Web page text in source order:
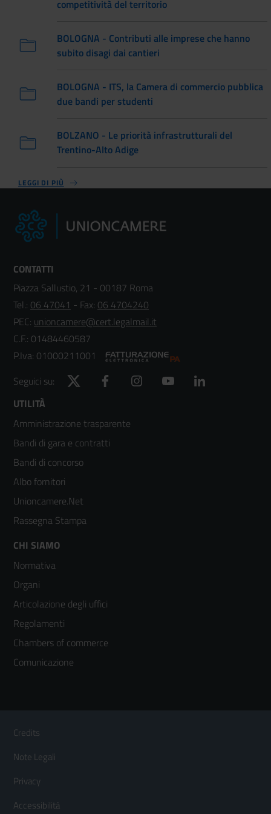
competitività del territorio
BOLOGNA - Contributi alle imprese che hanno
subito disagi dai cantieri
BOLOGNA - ITS, la Camera di commercio pubblica
due bandi per studenti
BOLZANO - Le priorità infrastrutturali del
Trentino-Alto Adige
LEGGI DI PIÙ
CONTATTI
Piazza Sallustio, 21 - 00187 Roma
Tel.: 06 47041 - Fax: 06 4704240
PEC: unioncamere@cert.legalmail.it
C.F.: 01484460587
P.Iva: 01000211001
Seguici su:
Twitter Facebook Instagram YouTube
Footer
menù
colonna
2
UTILITÀ
Amministrazione trasparente
Bandi di gara e contratti
Bandi di concorso
Albo fornitori
Unioncamere.Net
Rassegna Stampa
Footer
menù
colonna
3
CHI SIAMO
Normativa
Organi
Articolazione degli uffici
Regolamenti
Chambers of commerce
Comunicazione
Footer
Menù
orizzontale
Credits
Note Legali
Privacy
Accessibilità